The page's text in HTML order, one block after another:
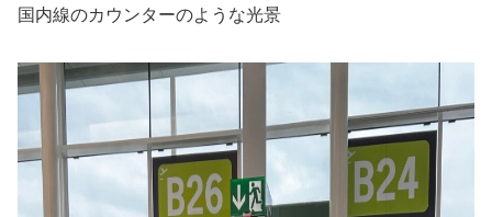
国内線のカウンターのような光景